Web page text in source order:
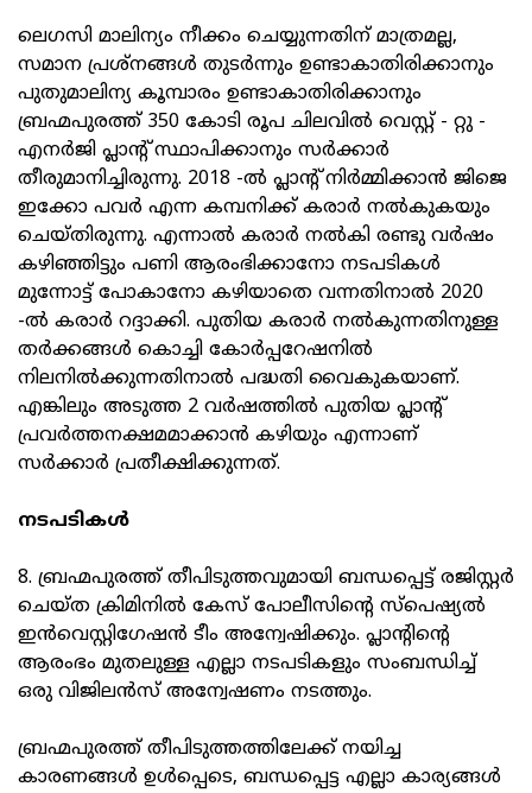
ലെഗസി മാലിന്യം നീക്കം ചെയ്യുന്നതിന് മാത്രമല്ല,
സമാന പ്രശ്‌നങ്ങള്‍ തുടര്‍ന്നും ഉണ്ടാകാതിരിക്കാനും
പുതുമാലിന്യ കൂമ്പാരം ഉണ്ടാകാതിരിക്കാനും
ബ്രഹ്മപുരത്ത് 350 കോടി രൂപ ചിലവില്‍ വെസ്റ്റ് - റ്റു -
എനര്‍ജി പ്ലാന്റ് സ്ഥാപിക്കാനും സര്‍ക്കാര്‍
തീരുമാനിച്ചിരുന്നു. 2018 -ല്‍ പ്ലാന്റ് നിര്‍മ്മിക്കാന്‍ ജിജെ
ഇക്കോ പവര്‍ എന്ന കമ്പനിക്ക് കരാര്‍ നല്‍കുകയും
ചെയ്തിരുന്നു. എന്നാല്‍ കരാര്‍ നല്‍കി രണ്ടു വര്‍ഷം
കഴിഞ്ഞിട്ടും പണി ആരംഭിക്കാനോ നടപടികള്‍
മുന്നോട്ട് പോകാനോ കഴിയാതെ വന്നതിനാല്‍ 2020
-ല്‍ കരാര്‍ റദ്ദാക്കി. പുതിയ കരാര്‍ നല്‍കുന്നതിനുള്ള
തര്‍ക്കങ്ങള്‍ കൊച്ചി കോര്‍പ്പറേഷനില്‍
നിലനില്‍ക്കുന്നതിനാല്‍ പദ്ധതി വൈകുകയാണ്.
എങ്കിലും അടുത്ത 2 വര്‍ഷത്തില്‍ പുതിയ പ്ലാന്റ്
പ്രവര്‍ത്തനക്ഷമമാക്കാന്‍ കഴിയും എന്നാണ്
സര്‍ക്കാര്‍ പ്രതീക്ഷിക്കുന്നത്.
നടപടികള്‍
8. ബ്രഹ്മപുരത്ത് തീപിടുത്തവുമായി ബന്ധപ്പെട്ട് രജിസ്റ്റര്‍
ചെയ്ത ക്രിമിനില്‍ കേസ് പോലീസിന്റെ സ്‌പെഷ്യല്‍
ഇന്‍വെസ്റ്റിഗേഷന്‍ ടീം അന്വേഷിക്കും. പ്ലാന്റിന്റെ
ആരംഭം മുതലുള്ള എല്ലാ നടപടികളും സംബന്ധിച്ച്
ഒരു വിജിലന്‍സ് അന്വേഷണം നടത്തും.
ബ്രഹ്മപുരത്ത് തീപിടുത്തത്തിലേക്ക് നയിച്ച
കാരണങ്ങള്‍ ഉള്‍പ്പെടെ, ബന്ധപ്പെട്ട എല്ലാ കാര്യങ്ങള്‍